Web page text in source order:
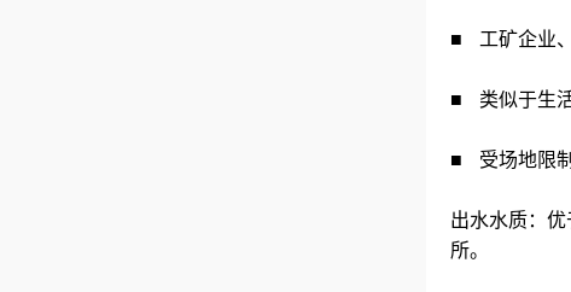
■ 工矿企业、
■ 类似于生活
■ 受场地限制
出水水质：
所。